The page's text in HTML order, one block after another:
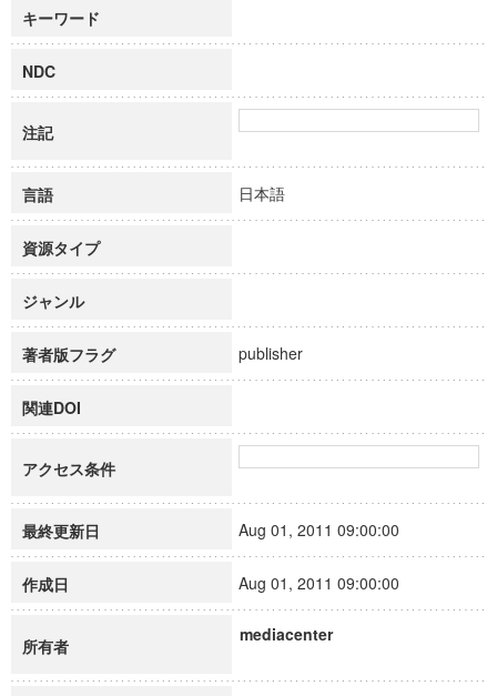
キーワード
NDC
注記
言語 日本語
資源タイプ
ジャンル
著者版フラグ publisher
関連DOI
アクセス条件
最終更新日 Aug 01, 2011 09:00:00
作成日 Aug 01, 2011 09:00:00
所有者
mediacenter